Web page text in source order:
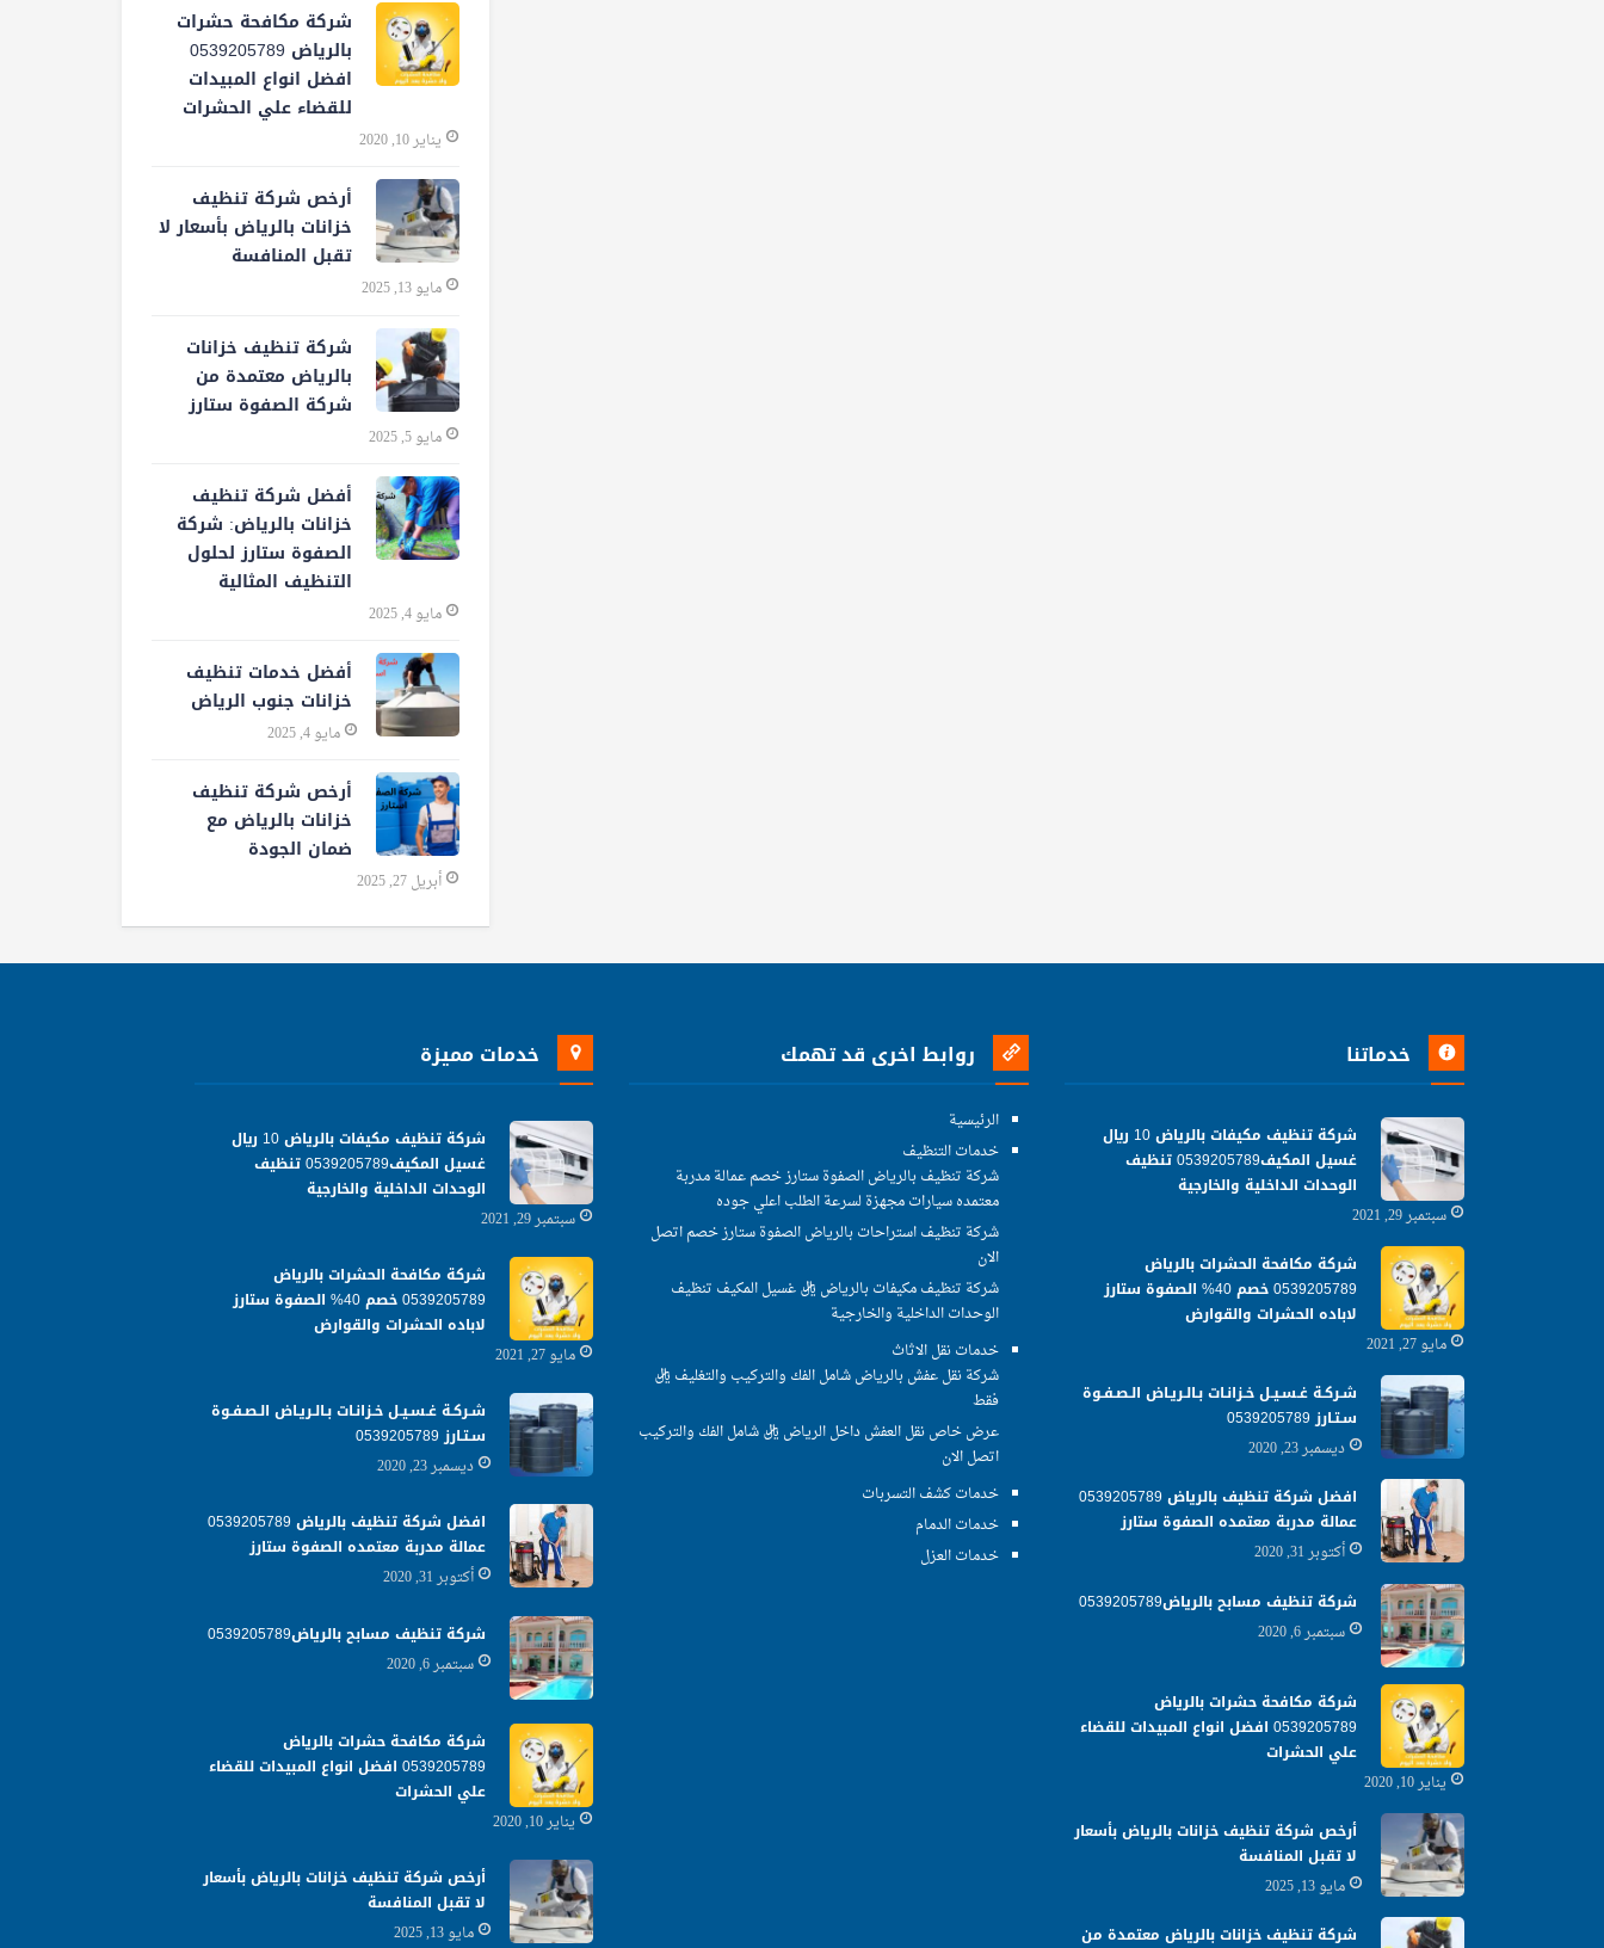
شركة مكافحة حشرات
بالرياض 0539205789
افضل انواع المبيدات
للقضاء علي الحشرات
يناير 10, 2020
أرخص شركة تنظيف
خزانات بالرياض بأسعار لا
تقبل المنافسة
مايو 13, 2025
شركة تنظيف خزانات
بالرياض معتمدة من
شركة الصفوة ستارز
مايو 5, 2025
أفضل شركة تنظيف
خزانات بالرياض: شركة
الصفوة ستارز لحلول
التنظيف المثالية
مايو 4, 2025
أفضل خدمات تنظيف
خزانات جنوب الرياض
مايو 4, 2025
أرخص شركة تنظيف
خزانات بالرياض مع
ضمان الجودة
أبريل 27, 2025
خدماتنا
شركة تنظيف مكيفات بالرياض 10 ريال
غسيل المكيف0539205789 تنظيف
الوحدات الداخلية والخارجية
سبتمبر 29, 2021
شركة مكافحة الحشرات بالرياض
0539205789 خصم 40% الصفوة ستارز
لاباده الحشرات والقوارض
مايو 27, 2021
شـركـة غـسـيـل خـزانـات بـالـريـاض الـصـفـوة
سـتـارز 0539205789
ديسمبر 23, 2020
افضل شركة تنظيف بالرياض 0539205789
عمالة مدربة معتمده الصفوة ستارز
أكتوبر 31, 2020
شركة تنظيف مسابح بالرياض0539205789
سبتمبر 6, 2020
شركة مكافحة حشرات بالرياض
0539205789 افضل انواع المبيدات للقضاء
علي الحشرات
يناير 10, 2020
أرخص شركة تنظيف خزانات بالرياض بأسعار
لا تقبل المنافسة
مايو 13, 2025
شركة تنظيف خزانات بالرياض معتمدة من
روابط اخرى قد تهمك
الرئيسية
خدمات التنظيف
شركة تنظيف بالرياض الصفوة ستارز خصم عمالة مدربة
معتمده سيارات مجهزة لسرعة الطلب اعلي جوده
شركة تنظيف استراحات بالرياض الصفوة ستارز خصم اتصل
الان
شركة تنظيف مكيفات بالرياض ريال غسيل المكيف تنظيف
الوحدات الداخلية والخارجية
خدمات نقل الاثاث
شركة نقل عفش بالرياض شامل الفك والتركيب والتغليف ريال
فقط
عرض خاص نقل العفش داخل الرياض ريال شامل الفك والتركيب
اتصل الان
خدمات كشف التسربات
خدمات الدمام
خدمات العزل
خدمات مميزة
شركة تنظيف مكيفات بالرياض 10 ريال
غسيل المكيف0539205789 تنظيف
الوحدات الداخلية والخارجية
سبتمبر 29, 2021
شركة مكافحة الحشرات بالرياض
0539205789 خصم 40% الصفوة ستارز
لاباده الحشرات والقوارض
مايو 27, 2021
شـركـة غـسـيـل خـزانـات بـالـريـاض الـصـفـوة
سـتـارز 0539205789
ديسمبر 23, 2020
افضل شركة تنظيف بالرياض 0539205789
عمالة مدربة معتمده الصفوة ستارز
أكتوبر 31, 2020
شركة تنظيف مسابح بالرياض0539205789
سبتمبر 6, 2020
شركة مكافحة حشرات بالرياض
0539205789 افضل انواع المبيدات للقضاء
علي الحشرات
يناير 10, 2020
أرخص شركة تنظيف خزانات بالرياض بأسعار
لا تقبل المنافسة
مايو 13, 2025